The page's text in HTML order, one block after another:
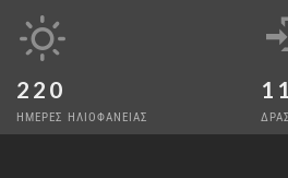
220
ΗΜΕΡΕΣ ΗΛΙΟΦΑΝΕΙΑΣ